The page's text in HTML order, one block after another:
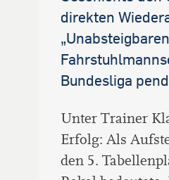
direkten
Bundesliga
Unter Trainer
Erfolg: Als
den 5.